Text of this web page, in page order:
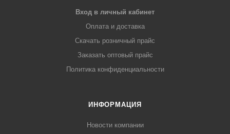
Вход в личный кабинет
Оплата и доставка
Скачать розничный прайс
Заказать оптовый прайс
Политика конфиденциальности
ИНФОРМАЦИЯ
Новости компании